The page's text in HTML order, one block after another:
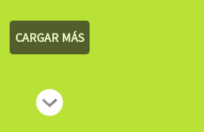
CARGAR MÁS